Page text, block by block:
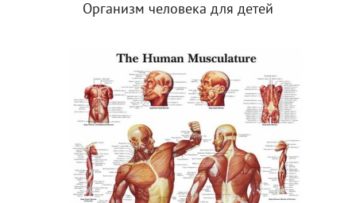
Организм человека для детей